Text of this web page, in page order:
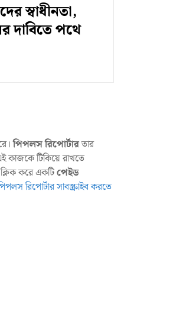
স্বাধীনতা,
দাবিতে পথে
পিপলস রিপোর্টারতার
কাজকে টিকিয়ে রাখতে
করে একটিপেইড
রিপোর্টার সাবস্ক্রাইব করতে